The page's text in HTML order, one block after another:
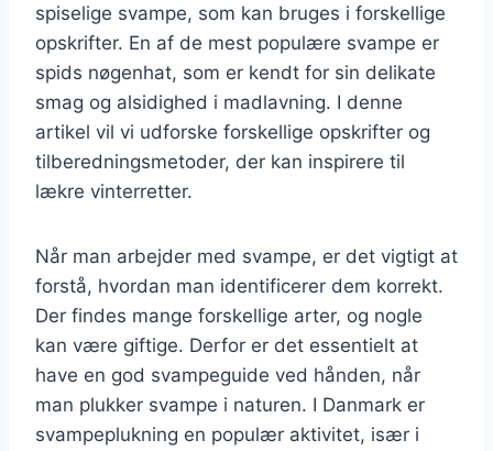
spiselige svampe, som kan bruges i forskellige
opskrifter. En af de mest populære svampe er
spids nøgenhat, som er kendt for sin delikate
smag og alsidighed i madlavning. I denne
artikel vil vi udforske forskellige opskrifter og
tilberedningsmetoder, der kan inspirere til
lækre vinterretter.
Når man arbejder med svampe, er det vigtigt at
forstå, hvordan man identificerer dem korrekt.
Der findes mange forskellige arter, og nogle
kan være giftige. Derfor er det essentielt at
have en god svampeguide ved hånden, når
man plukker svampe i naturen. I Danmark er
svampeplukning en populær aktivitet, især i